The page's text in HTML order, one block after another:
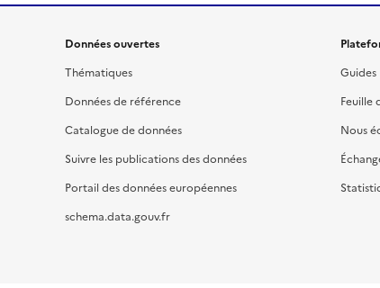
Données ouvertes
Thématiques
Données de référence
Catalogue de données
Suivre les publications des données
Portail des données européennes
schema.data.gouv.fr
Guides
Feuille
Nous